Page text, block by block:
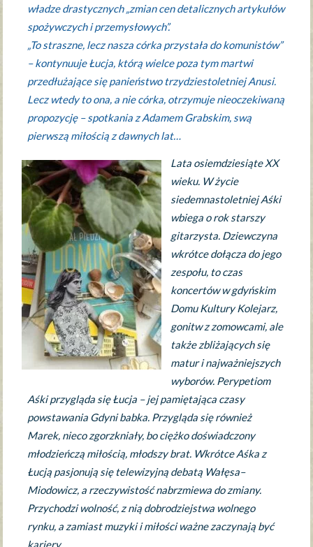
władze drastycznych „zmian cen detalicznych artykułów
spożywczych i przemysłowych”.
„To straszne, lecz nasza córka przystała do komunistów”
– kontynuuje Łucja, którą wielce poza tym martwi
przedłużające się panieństwo trzydziestoletniej Anusi.
Lecz wtedy to ona, a nie córka, otrzymuje nieoczekiwaną
propozycję – spotkania z Adamem Grabskim, swą
pierwszą miłością z dawnych lat…
Lata osiemdziesiąte XX
wieku. W życie
siedemnastoletniej Aśki
wbiega o rok starszy
gitarzysta. Dziewczyna
wkrótce dołącza do jego
zespołu, to czas
koncertów w gdyńskim
Domu Kultury Kolejarz,
gonitw z zomowcami, ale
także zbliżających się
matur i najważniejszych
wyborów. Perypetiom
Aśki przygląda się Łucja – jej pamiętająca czasy
powstawania Gdyni babka. Przygląda się również
Marek, nieco zgorzkniały, bo ciężko doświadczony
młodzieńczą miłością, młodszy brat. Wkrótce Aśka z
Łucją pasjonują się telewizyjną debatą Wałęsa–
Miodowicz, a rzeczywistość nabrzmiewa do zmiany.
Przychodzi wolność, z nią dobrodziejstwa wolnego
rynku, a zamiast muzyki i miłości ważne zaczynają być
kariery.